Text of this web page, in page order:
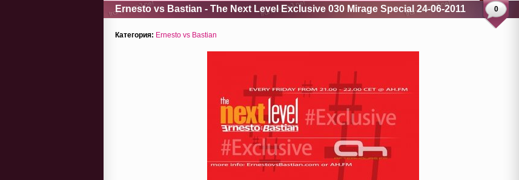
Ernesto vs Bastian - The Next Level Exclusive 030 Mirage Special 24-06-2011 0
Категория: Ernesto vs Bastian